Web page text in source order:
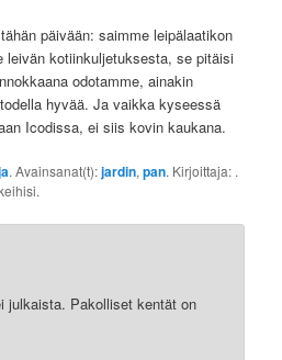
päivään: saimme leipälaatikon
leivän kotiinkuljetuksesta, se pitäisi
odotamme, ainakin
hyvää. Ja vaikka kyseessä
Icodissa, ei siis kovin kaukana.
. Avainsanat(t):jardin,pan. Kirjoittaja: .
julkaista. Pakolliset kentät on